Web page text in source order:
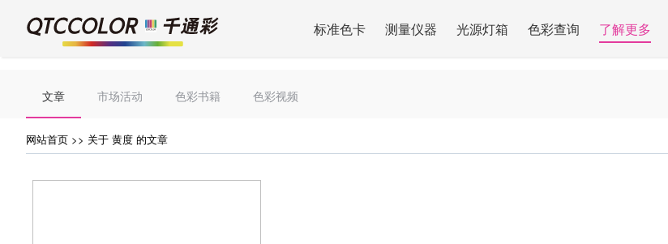
标准色卡 测量仪器 光源灯箱 色彩查询 了解更多
文章 市场活动 色彩书籍 色彩视频
网站首页 >> 关于 黄度 的文章